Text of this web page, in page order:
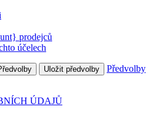
prodejců
účelech
Uložit předvolby Předvolby
ÚDAJŮ